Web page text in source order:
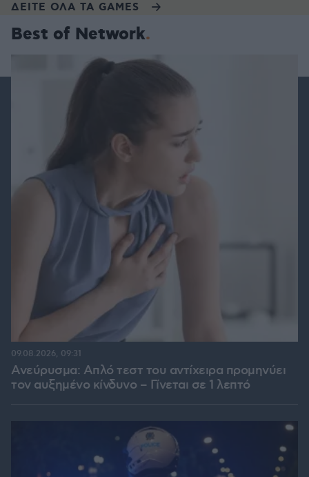
ΔΕΙΤΕ ΟΛΑ ΤΑ GAMES
Best of Network
Ανεύρυσμα: Απλό τεστ του αντίχειρα προμηνύει
τον αυξημένο κίνδυνο – Γίνεται σε 1 λεπτό
09.08.2026, 09:31